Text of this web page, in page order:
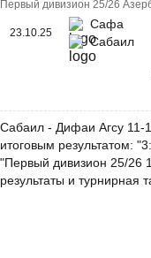
Первый дивизион 25/26
23.10.25
Сафа
Сабаил
Сабаил - Дифаи Агсу 11-
итоговым результатом:
"Первый дивизион 25/26
результаты и турнирная